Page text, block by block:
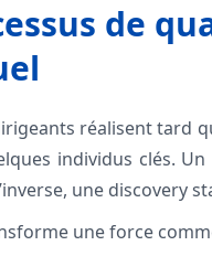
de
réalisent tard
individus clés.
une discovery
une force